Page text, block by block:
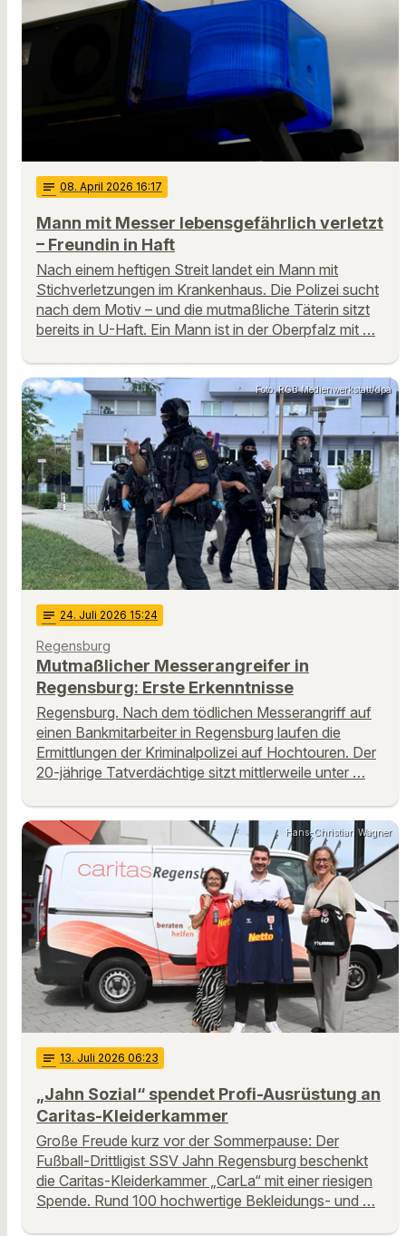
notes 08. April 2026 16:17
Mann mit Messer lebensgefährlich verletzt
– Freundin in Haft
Nach einem heftigen Streit landet ein Mann mit
Stichverletzungen im Krankenhaus. Die Polizei sucht
nach dem Motiv – und die mutmaßliche Täterin sitzt
bereits in U-Haft. Ein Mann ist in der Oberpfalz mit …
Foto: RGB Medienwerkstatt/dpa
notes 24. Juli 2026 15:24
Regensburg
Mutmaßlicher Messerangreifer in
Regensburg: Erste Erkenntnisse
Regensburg. Nach dem tödlichen Messerangriff auf
einen Bankmitarbeiter in Regensburg laufen die
Ermittlungen der Kriminalpolizei auf Hochtouren. Der
20-jährige Tatverdächtige sitzt mittlerweile unter …
Hans-Christian Wagner
notes 13. Juli 2026 06:23
„Jahn Sozial“ spendet Profi-Ausrüstung an
Caritas-Kleiderkammer
Große Freude kurz vor der Sommerpause: Der
Fußball-Drittligist SSV Jahn Regensburg beschenkt
die Caritas-Kleiderkammer „CarLa“ mit einer riesigen
Spende. Rund 100 hochwertige Bekleidungs- und …